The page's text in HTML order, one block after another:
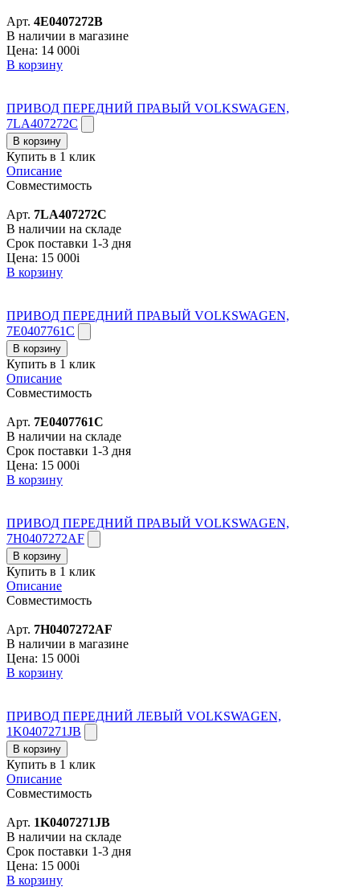
Арт. 4E0407272B
В наличии в магазине
Цена: 14 000i
В корзину
ПРИВОД ПЕРЕДНИЙ ПРАВЫЙ VOLKSWAGEN,
7LA407272C
В корзину
Купить в 1 клик
Описание
Совместимость
Арт. 7LA407272C
В наличии на складе
Срок поставки 1-3 дня
Цена: 15 000i
В корзину
ПРИВОД ПЕРЕДНИЙ ПРАВЫЙ VOLKSWAGEN,
7E0407761C
В корзину
Купить в 1 клик
Описание
Совместимость
Арт. 7E0407761C
В наличии на складе
Срок поставки 1-3 дня
Цена: 15 000i
В корзину
ПРИВОД ПЕРЕДНИЙ ПРАВЫЙ VOLKSWAGEN,
7H0407272AF
В корзину
Купить в 1 клик
Описание
Совместимость
Арт. 7H0407272AF
В наличии в магазине
Цена: 15 000i
В корзину
ПРИВОД ПЕРЕДНИЙ ЛЕВЫЙ VOLKSWAGEN,
1K0407271JB
В корзину
Купить в 1 клик
Описание
Совместимость
Арт. 1K0407271JB
В наличии на складе
Срок поставки 1-3 дня
Цена: 15 000i
В корзину